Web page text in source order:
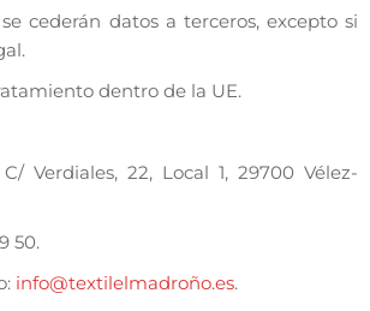
cederán datos a terceros, excepto si
dentro de la UE.
Verdiales, 22, Local 1, 29700 Vélez-
50.
info@textilelmadroño.es.